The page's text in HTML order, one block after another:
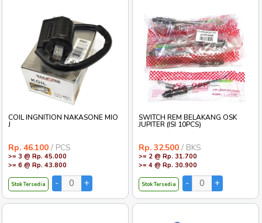
COIL INGNITION NAKASONE MIO
J
Rp. 46.100 / PCS
>= 3 @ Rp. 45.000
>= 6 @ Rp. 43.800
Stok Tersedia
SWITCH REM BELAKANG OSK
JUPITER (ISI 10PCS)
Rp. 32.500 / BKS
>= 2 @ Rp. 31.700
>= 4 @ Rp. 30.900
Stok Tersedia